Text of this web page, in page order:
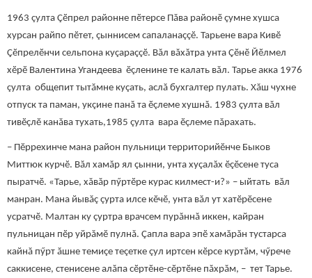
1963 çулта Çӗпрел районне пӗтерсе Пăва районӗ çумне хушса
хурсан райпо пӗтет, çыннисем сапаланаççӗ. Тарьене вара Кивӗ
Çӗпрелӗнчи сельпона куçараççӗ. Вăл вăхăтра унта Çӗнӗ Йӗлмел
хӗрӗ Валентина Угандеева ӗçленине те калать вăл. Тарье акка 1976
çулта общепит тытăмне куçать, аслă бухгалтер пулать. Хăш чухне
отпуск та паман, укçине панă та ӗçлеме хушнă. 1983 çулта вăл
тивӗçлӗ канăва тухать,1985 çулта вара ӗçлеме пăрахать.
– Пӗррехинче мана район пульници территорийӗнче Быков
Миттюк курчӗ. Вăл хамăр ял çынни, унта хуçалăх ӗçӗсене туса
пыратчӗ. «Тарье, хăвăр пӳртӗре курас килмест-и?» – ыйтать вăл
манран. Мана йывăç çурта илсе кӗчӗ, унта вăл ут хатӗрӗсене
усратчӗ. Малтан ку çуртра врачсем пурăннă иккен, кайран
пульницан пӗр уйрăмӗ пулнă. Çапла вара эпӗ хамăрăн тустарса
кайнă пӳрт ăшне темиçе теçетке çул иртсен кӗрсе куртăм, чӳрече
саккисене, стенисене алăпа сӗртӗне-сӗртӗне пăхрăм, – тет Тарье.